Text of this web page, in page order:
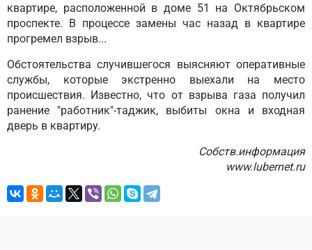
квартире, расположенной в доме 51 на Октябрьском
проспекте. В процессе замены час назад в квартире
прогремел взрыв...
Обстоятельства случившегося выясняют оперативные
службы, которые экстренно выехали на место
происшествия. Известно, что от взрыва газа получил
ранение "работник"-таджик, выбиты окна и входная
дверь в квартиру.
Собств.информация
www.lubernet.ru